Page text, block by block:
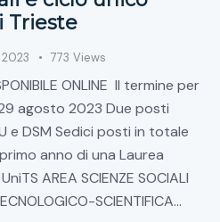
Trieste
773 Views
ONLINE Il termine per
agosto 2023 Due posti
e DSM Sedici posti in totale
anno di una Laurea
AREA SCIENZE SOCIALI
SCIENTIFICA…